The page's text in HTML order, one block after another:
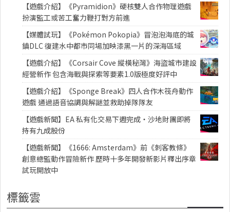
【遊戲介紹】《Pyramidion》硬核雙人合作物理遊戲
扮演監工或苦工奮力鞭打對方前進
【媒體試玩】《Pokémon Pokopia》冒泡泡海底的城
鎮DLC 復建水中都市同場加映漆黑一片的深海區域
【遊戲介紹】《Corsair Cove 縱橫秘灣》海盜城市建設
經營新作 包含海戰與探索等要素1.0版極度好評中
【遊戲介紹】《Sponge Break》四人合作木筏舟動作
遊戲 通過語音協調與解謎並救助掉隊隊友
【遊戲新聞】EA 私有化交易下週完成・沙地財團即將
持有九成股份
【遊戲新聞】《1666: Amsterdam》前《刺客教條》
創意總監動作冒險新作 歷時十多年開發新影片釋出序章
試玩開放中
標籤雲